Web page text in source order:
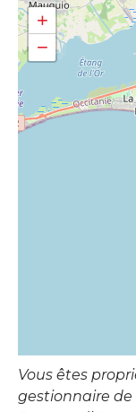
+
−
Vous êtes
gestionnaire